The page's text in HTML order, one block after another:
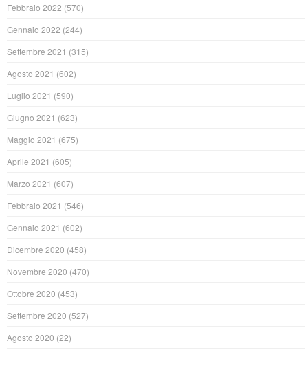
Febbraio 2022 (570)
Gennaio 2022 (244)
Settembre 2021 (315)
Agosto 2021 (602)
Luglio 2021 (590)
Giugno 2021 (623)
Maggio 2021 (675)
Aprile 2021 (605)
Marzo 2021 (607)
Febbraio 2021 (546)
Gennaio 2021 (602)
Dicembre 2020 (458)
Novembre 2020 (470)
Ottobre 2020 (453)
Settembre 2020 (527)
Agosto 2020 (22)